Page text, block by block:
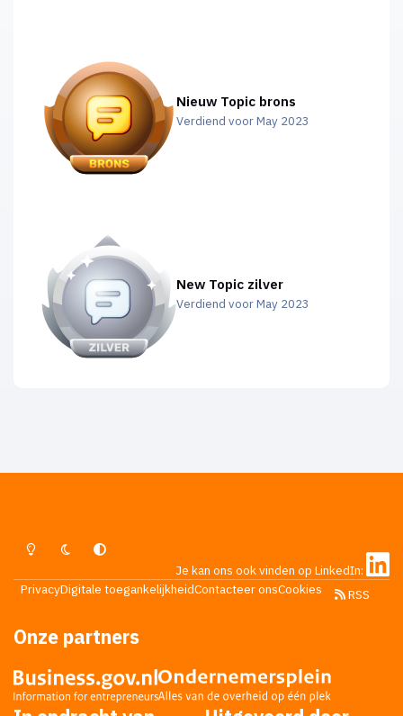
Nieuw Topic brons
Verdiend voor May 2023
New Topic zilver
Verdiend voor May 2023
Lichte ModusDonkere ModusSysteemvoorkeur
Je kan ons ook vinden op LinkedIn:
PrivacyDigitale toegankelijkheidContacteer onsCookies RSS
Onze partners